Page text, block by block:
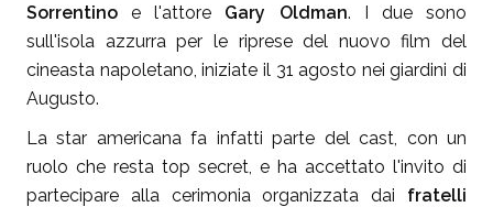
Sorrentino e l'attore Gary Oldman. I due sono
sull'isola azzurra per le riprese del nuovo film del
cineasta napoletano, iniziate il 31 agosto nei giardini di
Augusto.
La star americana fa infatti parte del cast, con un
ruolo che resta top secret, e ha accettato l'invito di
partecipare alla cerimonia organizzata dai
fratelli